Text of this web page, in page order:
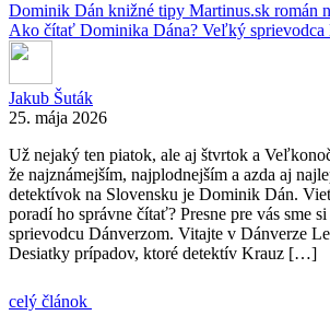
Dominik Dán knižné tipy Martinus.sk román
Ako čítať Dominika Dána? Veľký sprievodca
Jakub Šuták
25. mája 2026
Už nejaký ten piatok, ale aj štvrtok a
že najznámejším, najplodnejším a azda aj
detektívok na Slovensku je Dominik Dán.
poradí ho správne čítať? Presne pre vás sme
sprievodcu Dánverzom. Vitajte v Dánverze
Desiatky prípadov, ktoré detektív Krauz […]
celý článok